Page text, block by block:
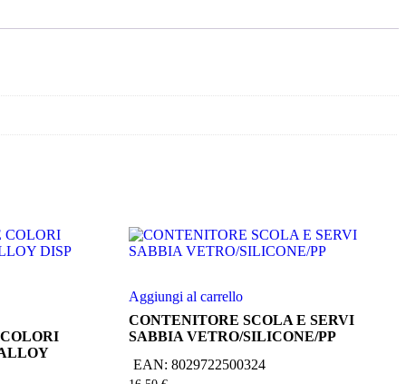
Aggiungi al carrello
CONTENITORE SCOLA E SERVI
SABBIA VETRO/SILICONE/PP
EAN: 8029722500324